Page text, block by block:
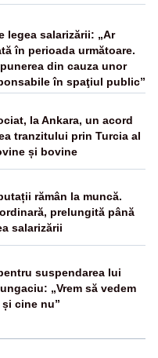
legea salarizării: „Ar
în perioada următoare.
din cauza unor
în spaţiul public”
la Ankara, un acord
tranzitului prin Turcia al
și bovine
rămân la muncă.
prelungită până
salarizării
suspendarea lui
„Vrem să vedem
cine nu”